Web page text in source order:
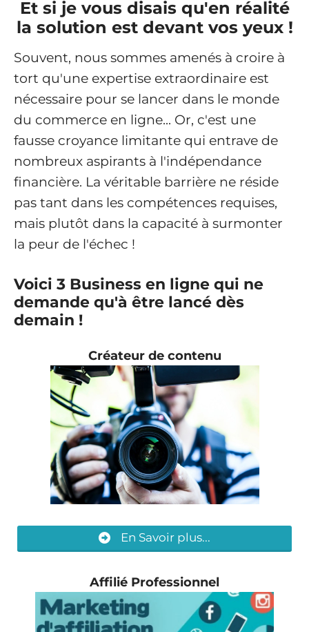
Et si je vous disais qu'en réalité
la solution est devant vos yeux !
Souvent, nous sommes amenés à croire à
tort qu'une expertise extraordinaire est
nécessaire pour se lancer dans le monde
du commerce en ligne... Or, c'est une
fausse croyance limitante qui entrave de
nombreux aspirants à l'indépendance
financière. La véritable barrière ne réside
pas tant dans les compétences requises,
mais plutôt dans la capacité à surmonter
la peur de l'échec !
Voici 3 Business en ligne qui ne
demande qu'à être lancé dès
demain !
Créateur de contenu
En Savoir plus...
Affilié Professionnel